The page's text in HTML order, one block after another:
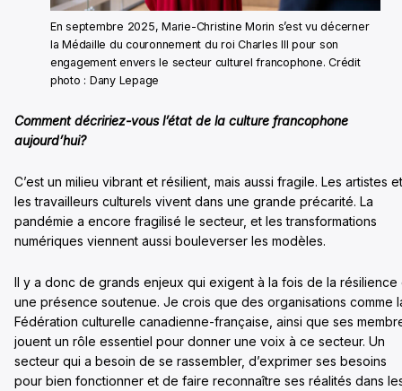
En septembre 2025, Marie-Christine Morin s’est vu décerner
la Médaille du couronnement du roi Charles III pour son
engagement envers le secteur culturel francophone. Crédit
photo : Dany Lepage
Comment décririez-vous l’état de la culture francophone
aujourd’hui?
C’est un milieu vibrant et résilient, mais aussi fragile. Les artistes et
les travailleurs culturels vivent dans une grande précarité. La
pandémie a encore fragilisé le secteur, et les transformations
numériques viennent aussi bouleverser les modèles.
Il y a donc de grands enjeux qui exigent à la fois de la résilience
une présence soutenue. Je crois que des organisations comme
Fédération culturelle canadienne-française, ainsi que ses
jouent un rôle essentiel pour donner une voix à ce secteur. Un
secteur qui a besoin de se rassembler, d’exprimer ses besoins
pour bien fonctionner et de faire reconnaître ses réalités dans